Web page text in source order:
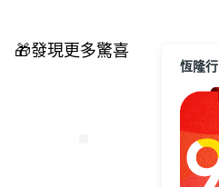
🎁發現更多驚喜
恆隆行